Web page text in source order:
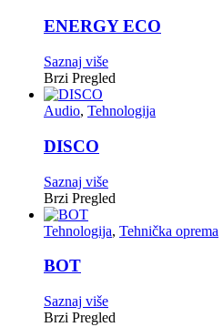
ENERGY ECO
Saznaj više
Brzi Pregled
Audio, Tehnologija
DISCO
Saznaj više
Brzi Pregled
Tehnologija, Tehnička oprema
BOT
Saznaj više
Brzi Pregled